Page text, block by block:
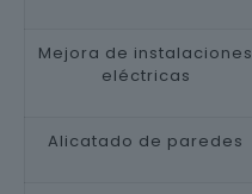
Mejora de instalaciones
eléctricas
Alicatado de paredes